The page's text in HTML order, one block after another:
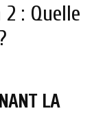
: Quelle
LA